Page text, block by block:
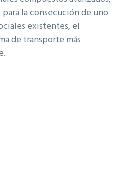
la consecución de uno
existentes, el
de transporte más